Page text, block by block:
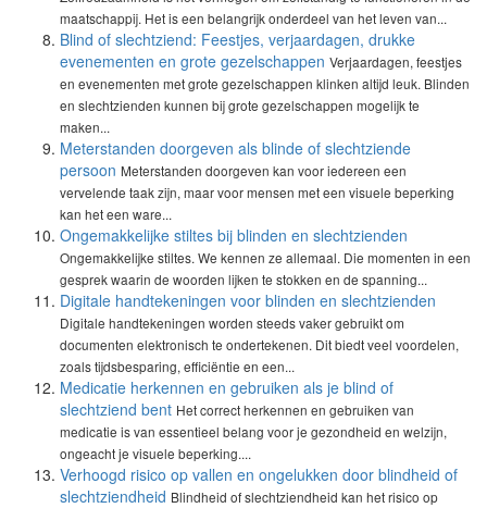
maatschappij. Het is een belangrijk onderdeel van het leven van...
Blind of slechtziend: Feestjes, verjaardagen, drukke
evenementen en grote gezelschappen Verjaardagen, feestjes
en evenementen met grote gezelschappen klinken altijd leuk. Blinden
en slechtzienden kunnen bij grote gezelschappen mogelijk te
maken...
Meterstanden doorgeven als blinde of slechtziende
persoon Meterstanden doorgeven kan voor iedereen een
vervelende taak zijn, maar voor mensen met een visuele beperking
kan het een ware...
Ongemakkelijke stiltes bij blinden en slechtzienden
Ongemakkelijke stiltes. We kennen ze allemaal. Die momenten in een
gesprek waarin de woorden lijken te stokken en de spanning...
Digitale handtekeningen voor blinden en slechtzienden
Digitale handtekeningen worden steeds vaker gebruikt om
documenten elektronisch te ondertekenen. Dit biedt veel voordelen,
zoals tijdsbesparing, efficiëntie en een...
Medicatie herkennen en gebruiken als je blind of
slechtziend bent Het correct herkennen en gebruiken van
medicatie is van essentieel belang voor je gezondheid en welzijn,
ongeacht je visuele beperking....
Verhoogd risico op vallen en ongelukken door blindheid of
slechtziendheid Blindheid of slechtziendheid kan het risico op